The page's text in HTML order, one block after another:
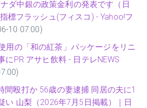
ナダ中銀の政策金利の発表です（日
標フラッシュ(フィスコ) - Yahoo!フ
10 07:00)
用の「和の紅茶」パッケージをリニ
にPR アサヒ飲料 - 日テレNEWS
間殴打か 56歳の妻逮捕 同居の夫に1
い 山梨（2026年7月5日掲載）｜日